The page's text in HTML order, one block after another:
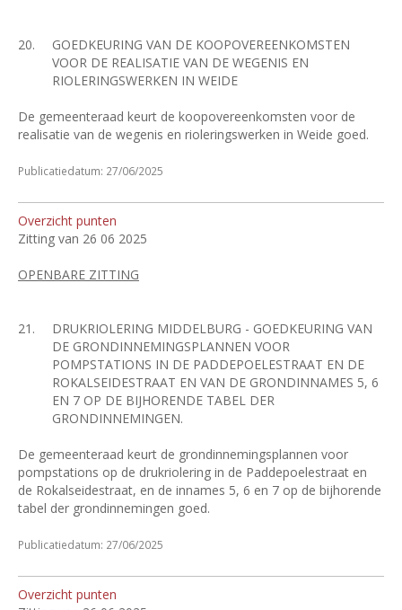
20.
GOEDKEURING VAN DE KOOPOVEREENKOMSTEN
VOOR DE REALISATIE VAN DE WEGENIS EN
RIOLERINGSWERKEN IN WEIDE
De gemeenteraad keurt de koopovereenkomsten voor de
realisatie van de wegenis en rioleringswerken in Weide goed.
Publicatiedatum: 27/06/2025
Overzicht punten
Zitting van 26 06 2025
OPENBARE ZITTING
21.
DRUKRIOLERING MIDDELBURG - GOEDKEURING VAN
DE GRONDINNEMINGSPLANNEN VOOR
POMPSTATIONS IN DE PADDEPOELESTRAAT EN DE
ROKALSEIDESTRAAT EN VAN DE GRONDINNAMES 5, 6
EN 7 OP DE BIJHORENDE TABEL DER
GRONDINNEMINGEN.
De gemeenteraad keurt de grondinnemingsplannen voor
pompstations op de drukriolering in de Paddepoelestraat en
de Rokalseidestraat, en de innames 5, 6 en 7 op de bijhorende
tabel der grondinnemingen goed.
Publicatiedatum: 27/06/2025
Overzicht punten